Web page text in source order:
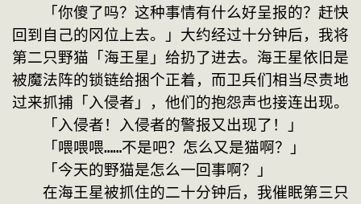
「你傻了吗？这种事情有什么好呈报的？赶快
回到自己的冈位上去。」大约经过十分钟后，我将
第二只野猫「海王星」给扔了进去。海王星依旧是
被魔法阵的锁链给捆个正着，而卫兵们相当尽责地
过来抓捕「入侵者」，他们的抱怨声也接连出现。
「入侵者！入侵者的警报又出现了！」
「喂喂喂……不是吧？怎么又是猫啊？」
「今天的野猫是怎么一回事啊？」
在海王星被抓住的二十分钟后，我催眠第三只